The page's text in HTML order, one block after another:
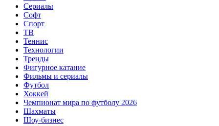
Сериалы
Софт
Спорт
ТВ
Теннис
Технологии
Тренды
Фигурное катание
Фильмы и сериалы
Футбол
Хоккей
Чемпионат мира по футболу 2026
Шахматы
Шоу-бизнес